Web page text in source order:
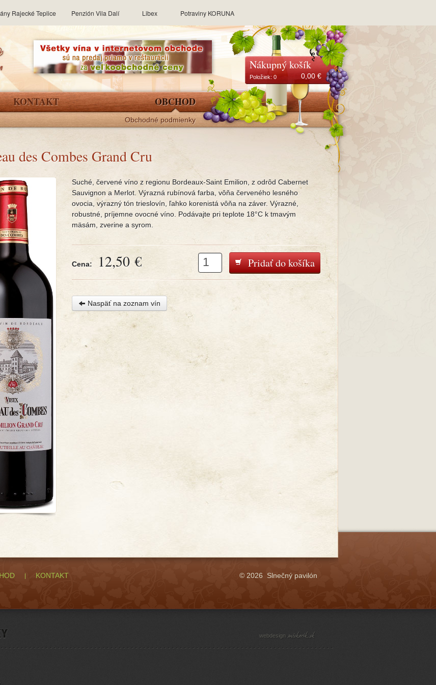
Rajecké Teplice Penzión Vila Dalí Libex Potraviny KORUNA
Nákupný košík
Položiek: 0 0,00 €
KONTAKT OBCHOD
Obchodné podmienky
des Combes Grand Cru
Suché, červené víno z regionu Bordeaux-Saint Emilion, z odrôd Cabernet
Sauvignon a Merlot. Výrazná rubínová farba, vôňa červeného lesného
ovocia, výrazný tón trieslovín, ľahko korenistá vôňa na záver. Výrazné,
robustné, príjemne ovocné víno. Podávajte pri teplote 18°C k tmavým
mäsám, zverine a syrom.
Cena: 12,50 € Pridať do košíka
Naspäť na zoznam vín
KONTAKT © 2026 Slnečný pavilón
webdesign